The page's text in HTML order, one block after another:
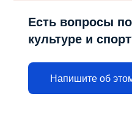
Есть вопросы
культуре и
Напишите об